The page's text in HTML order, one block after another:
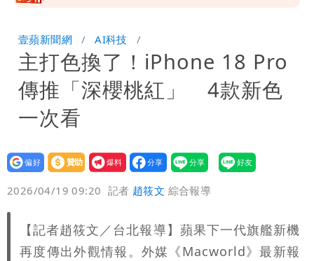
入！杰威爾發聲明怒斥
比政府還有愛！台灣暖捐熊本「1物資」
日人讚爆：乾脆給台灣統治
這次真的不一樣？南亞科砸3466億拚先
進製程 挑戰擴產魔咒
連戰二媳罕見發火！砲轟財政部「不負責
任」
獨家｜蕭敬騰「渡邉」日料店慘遇惡房
東！漲租→續約前翻臉→存證信逼遷
Summer火大（壹蘋10點強打）
苦茶癌油｜威加2老闆交保！採購、中間
商羈押禁見
廉航新規「頭頂置物櫃收費」 網崩潰：
壹蘋新聞網 AI科技
主打色換了！iPhone 18 Pro
傳推「深櫻桃紅」 4款新色
一次看
設為
贊助
我要
爆料
2026/04/19 09:20 記者 趙筱文 綜合報導
【記者趙筱文／台北報導】蘋果下一代旗艦新機
再度傳出外觀情報。外媒《Macworld》最新報